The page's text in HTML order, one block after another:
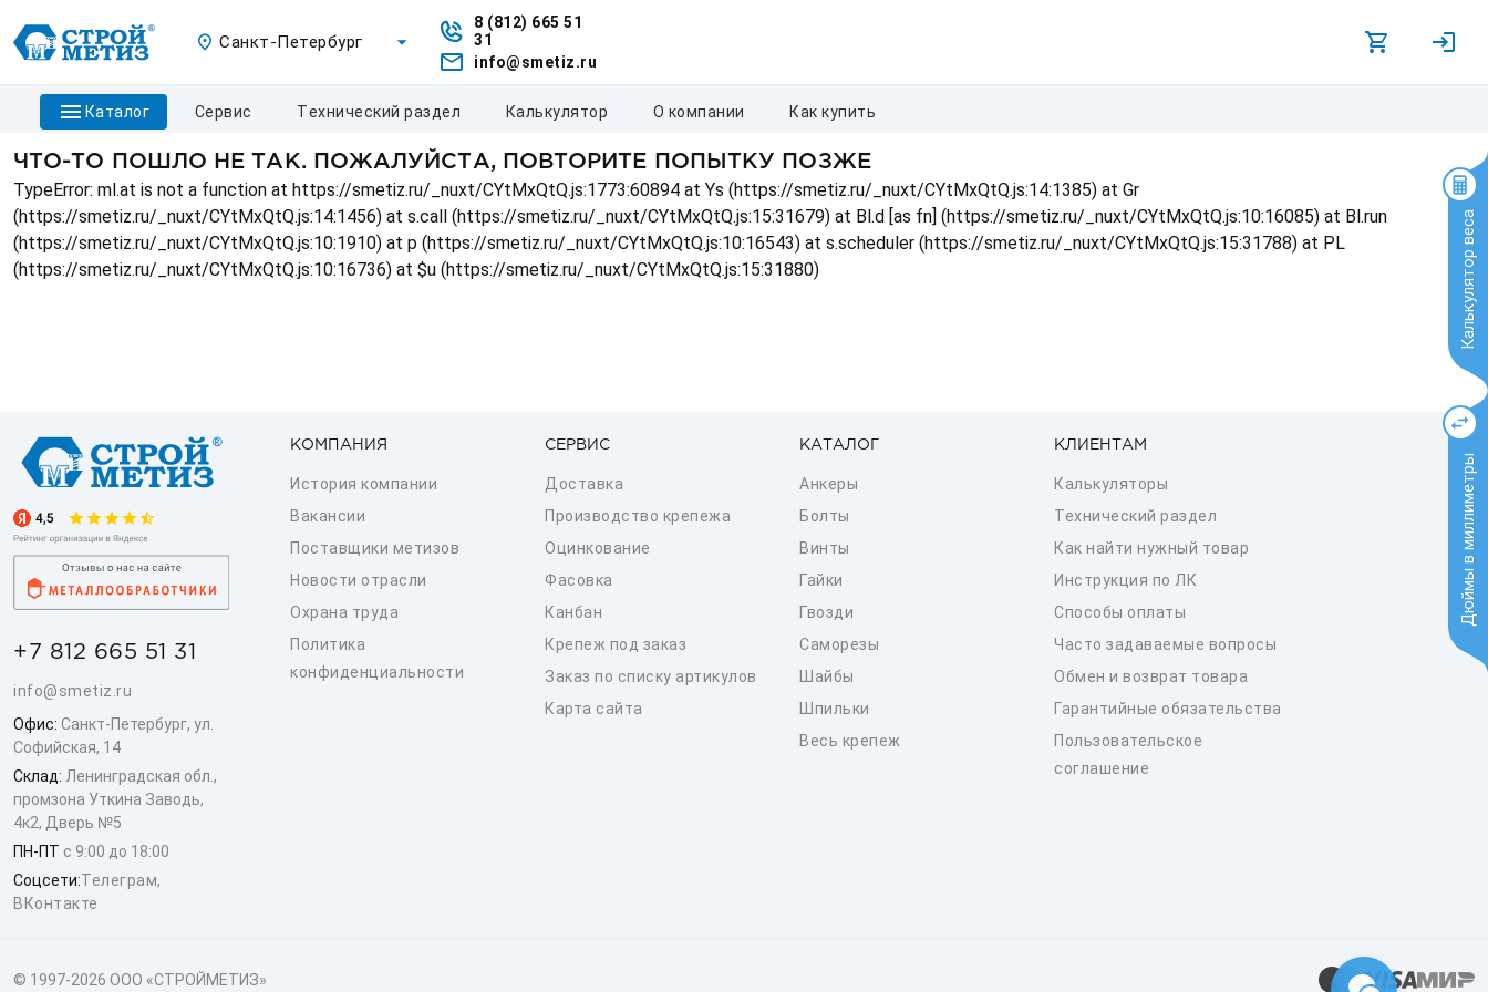
Калькулятор веса
Дюймы в миллиметры
Санкт-Петербург
8 (812) 665 51
31
info@smetiz.ru
каталог сервис технический раздел калькулятор о компании как купить
ЧТО-ТО ПОШЛО НЕ ТАК. ПОЖАЛУЙСТА, ПОВТОРИТЕ ПОПЫТКУ ПОЗЖЕ
TypeError: ml.at is not a function at https://smetiz.ru/_nuxt/CYtMxQtQ.js:1773:60894 at Ys (https://smetiz.ru/_nuxt/CYtMxQtQ.js:14:1385) at Gr
(https://smetiz.ru/_nuxt/CYtMxQtQ.js:14:1456) at s.call (https://smetiz.ru/_nuxt/CYtMxQtQ.js:15:31679) at Bl.d [as fn] (https://smetiz.ru/_nuxt/CYtMxQtQ.js:10:16085) at Bl.run
(https://smetiz.ru/_nuxt/CYtMxQtQ.js:10:1910) at p (https://smetiz.ru/_nuxt/CYtMxQtQ.js:10:16543) at s.scheduler (https://smetiz.ru/_nuxt/CYtMxQtQ.js:15:31788) at PL
(https://smetiz.ru/_nuxt/CYtMxQtQ.js:10:16736) at $u (https://smetiz.ru/_nuxt/CYtMxQtQ.js:15:31880)
+7 812 665 51 31
info@smetiz.ru
Офис: Санкт-Петербург, ул.
Софийская, 14
Склад: Ленинградская обл.,
промзона Уткина Заводь,
4к2, Дверь №5
ПН-ПТ с 9:00 до 18:00
Соцсети:Телеграм,
ВКонтакте
КОМПАНИЯ
История компании
Вакансии
Поставщики метизов
Новости отрасли
Охрана труда
Политика
конфиденциальности
СЕРВИС
Доставка
Производство крепежа
Оцинкование
Фасовка
Канбан
Крепеж под заказ
Заказ по списку артикулов
Карта сайта
КАТАЛОГ
Анкеры
Болты
Винты
Гайки
Гвозди
Саморезы
Шайбы
Шпильки
Весь крепеж
КЛИЕНТАМ
Калькуляторы
Технический раздел
Как найти нужный товар
Инструкция по ЛК
Способы оплаты
Часто задаваемые вопросы
Обмен и возврат товара
Гарантийные обязательства
Пользовательское
соглашение
© 1997-2026 ООО «СТРОЙМЕТИЗ»